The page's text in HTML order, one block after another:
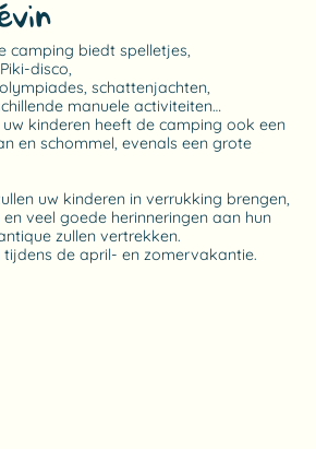
camping biedt spelletjes,
disco,
schattenjachten,
manuele activiteiten…
kinderen heeft de camping ook een
en schommel, evenals een grote
uw kinderen in verrukking brengen,
veel goede herinneringen aan hun
zullen vertrekken.
de april- en zomervakantie.